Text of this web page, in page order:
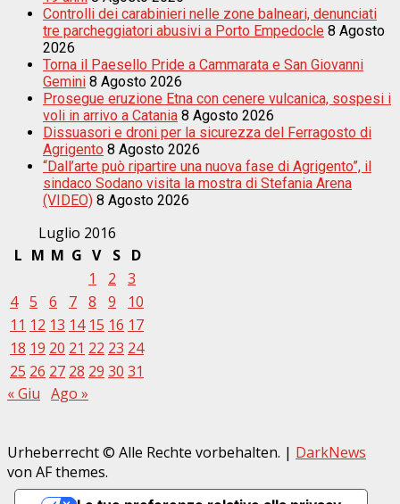
Controlli dei carabinieri nelle zone balneari, denunciati
tre parcheggiatori abusivi a Porto Empedocle 8 Agosto
2026
Torna il Paesello Pride a Cammarata e San Giovanni
Gemini 8 Agosto 2026
Prosegue eruzione Etna con cenere vulcanica, sospesi i
voli in arrivo a Catania 8 Agosto 2026
Dissuasori e droni per la sicurezza del Ferragosto di
Agrigento 8 Agosto 2026
“Dall’arte può ripartire una nuova fase di Agrigento”, il
sindaco Sodano visita la mostra di Stefania Arena
(VIDEO) 8 Agosto 2026
Luglio 2016
L M M G V S
D
1
2
3
4 5 6 7 8 9
10
11 12 13 14 15 16 17
18 19 20 21 22 23 24
25 26 27 28 29 30 31
« Giu Ago »
Urheberrecht © Alle Rechte vorbehalten. | DarkNews
von AF themes.